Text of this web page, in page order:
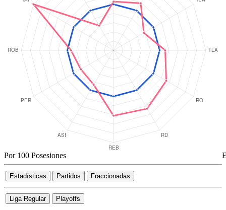
Por 100 Posesiones
Estadísticas Partidos Fraccionadas
Liga Regular Playoffs